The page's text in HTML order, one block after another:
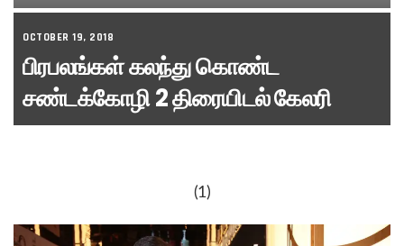
OCTOBER 19, 2018
பிரபலங்கள் கலந்து கொண்ட
சண்டக்கோழி 2 திரையிடல் கேலரி
(1)